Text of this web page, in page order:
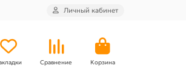
Личный кабинет
Сравнение Корзина